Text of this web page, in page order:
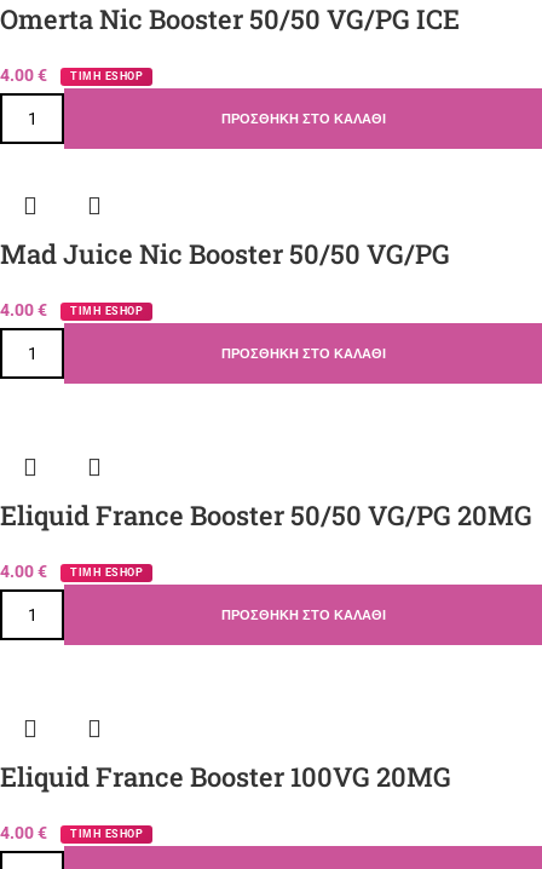
Omerta Nic Booster 50/50 VG/PG ICE
4.00€ ΤΙΜΗ ESHOP
ΠΡΟΣΘΉΚΗ ΣΤΟ ΚΑΛΆΘΙ
Mad Juice Nic Booster 50/50 VG/PG
4.00€ ΤΙΜΗ ESHOP
ΠΡΟΣΘΉΚΗ ΣΤΟ ΚΑΛΆΘΙ
Eliquid France Booster 50/50 VG/PG 20MG
4.00€ ΤΙΜΗ ESHOP
ΠΡΟΣΘΉΚΗ ΣΤΟ ΚΑΛΆΘΙ
Eliquid France Booster 100VG 20MG
4.00€ ΤΙΜΗ ESHOP